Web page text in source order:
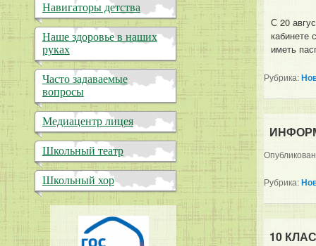
С 20
кабинете
иметь
Рубрика:
Рубрика:
10
Навигаторы детства
Наше здоровье в наших
руках
Часто задаваемые
вопросы
Медиацентр лицея
Школьный театр
Школьный хор